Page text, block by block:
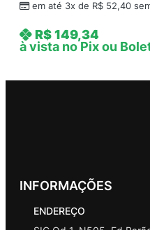
em até 3x de R$ 52,40
R$149,34
à vista no Pix ou
INFORMAÇÕES
ENDEREÇO